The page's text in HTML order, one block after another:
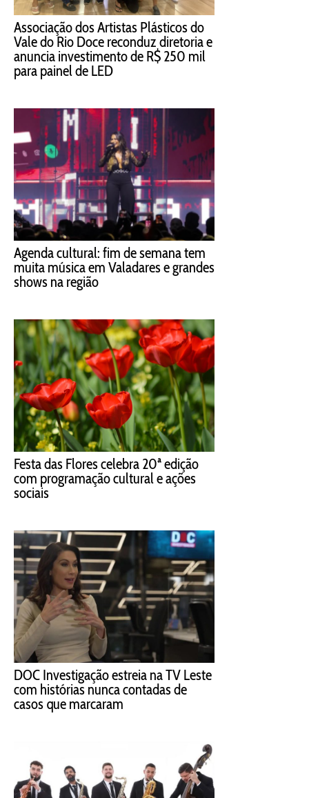
Associação dos Artistas Plásticos do
Vale do Rio Doce reconduz diretoria e
anuncia investimento de R$ 250 mil
para painel de LED
Agenda cultural: fim de semana tem
muita música em Valadares e grandes
shows na região
Festa das Flores celebra 20ª edição
com programação cultural e ações
sociais
DOC Investigação estreia na TV Leste
com histórias nunca contadas de
casos que marcaram